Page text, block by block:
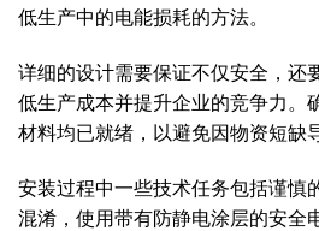
低生产中的电能损耗的方法。
详细的设计需要保证不仅安全，还
低生产成本并提升企业的竞争力。
材料均已就绪，以避免因物资短缺
安装过程中一些技术任务包括谨慎
混淆，使用带有防静电涂层的安全